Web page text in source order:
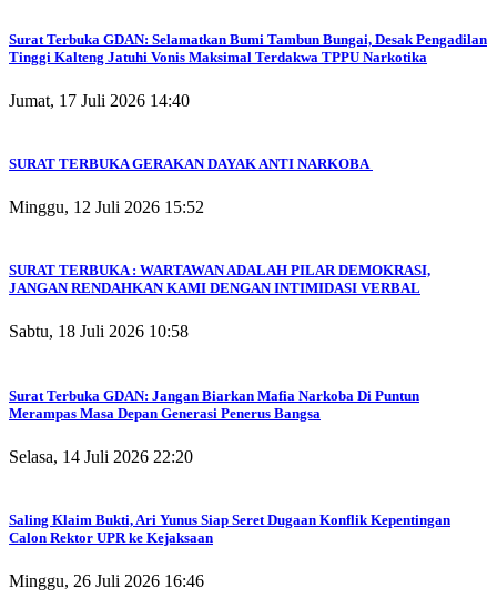
Surat Terbuka GDAN: Selamatkan Bumi Tambun Bungai, Desak Pengadilan
Tinggi Kalteng Jatuhi Vonis Maksimal Terdakwa TPPU Narkotika
Jumat, 17 Juli 2026 14:40
SURAT TERBUKA GERAKAN DAYAK ANTI NARKOBA
Minggu, 12 Juli 2026 15:52
SURAT TERBUKA : WARTAWAN ADALAH PILAR DEMOKRASI,
JANGAN RENDAHKAN KAMI DENGAN INTIMIDASI VERBAL
Sabtu, 18 Juli 2026 10:58
Surat Terbuka GDAN: Jangan Biarkan Mafia Narkoba Di Puntun
Merampas Masa Depan Generasi Penerus Bangsa
Selasa, 14 Juli 2026 22:20
Saling Klaim Bukti, Ari Yunus Siap Seret Dugaan Konflik Kepentingan
Calon Rektor UPR ke Kejaksaan
Minggu, 26 Juli 2026 16:46